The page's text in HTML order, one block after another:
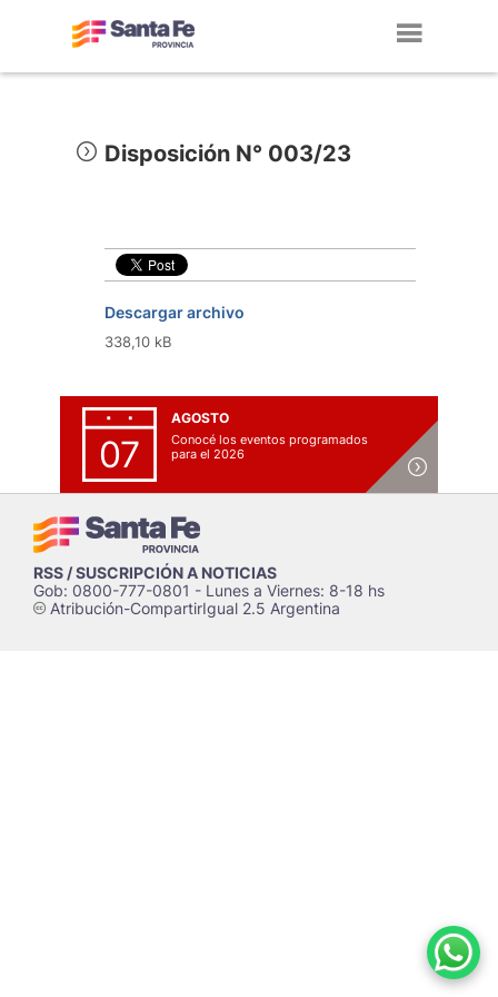
Disposición N° 003/23
Descargar archivo
338,10 kB
07
AGOSTO
Conocé los eventos programados
para el 2026
RSS / SUSCRIPCIÓN A NOTICIAS
Gob: 0800-777-0801 - Lunes a Viernes: 8-18 hs
cAtribución-CompartirIgual 2.5 Argentina